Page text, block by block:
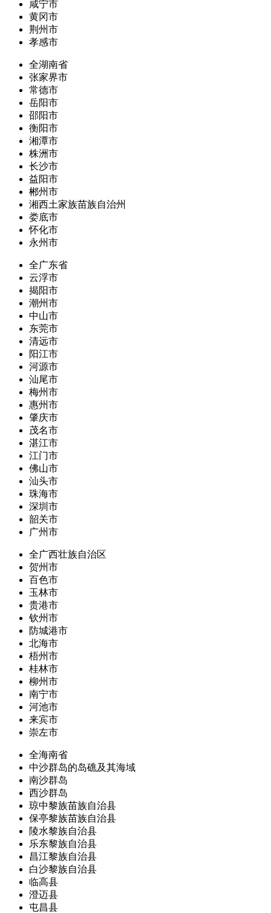
咸宁市
黄冈市
荆州市
孝感市
全湖南省
张家界市
常德市
岳阳市
邵阳市
衡阳市
湘潭市
株洲市
长沙市
益阳市
郴州市
湘西土家族苗族自治州
娄底市
怀化市
永州市
全广东省
云浮市
揭阳市
潮州市
中山市
东莞市
清远市
阳江市
河源市
汕尾市
梅州市
惠州市
肇庆市
茂名市
湛江市
江门市
佛山市
汕头市
珠海市
深圳市
韶关市
广州市
全广西壮族自治区
贺州市
百色市
玉林市
贵港市
钦州市
防城港市
北海市
梧州市
桂林市
柳州市
南宁市
河池市
来宾市
崇左市
全海南省
中沙群岛的岛礁及其海域
南沙群岛
西沙群岛
琼中黎族苗族自治县
保亭黎族苗族自治县
陵水黎族自治县
乐东黎族自治县
昌江黎族自治县
白沙黎族自治县
临高县
澄迈县
屯昌县